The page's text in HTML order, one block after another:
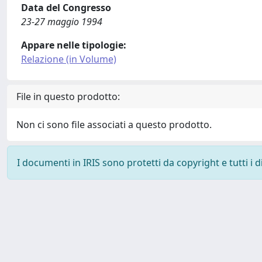
Data del Congresso
23-27 maggio 1994
Appare nelle tipologie:
Relazione (in Volume)
File in questo prodotto:
Non ci sono file associati a questo prodotto.
I documenti in IRIS sono protetti da copyright e tutti i